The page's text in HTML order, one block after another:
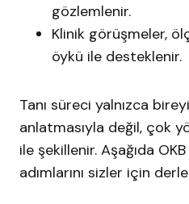
gözlemlenir.
Klinik görüşmeler,
öykü ile desteklenir.
Tanı süreci yalnızca
anlatmasıyla değil, çok
ile şekillenir. Aşağıda
adımlarını sizler için